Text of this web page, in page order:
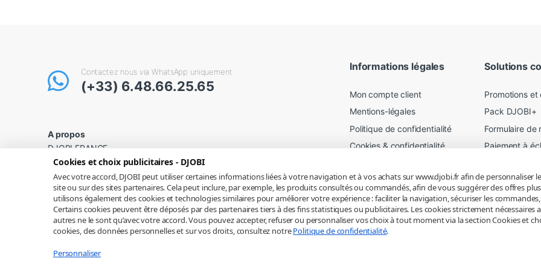
Cookies et choix publicitaires - DJOBI
Avec votre accord, DJOBI peut utiliser certaines informations liées à votre navigation et à vos achats sur www.djobi.fr afin de
site ou sur des sites partenaires. Cela peut inclure, par exemple, les produits consultés ou commandés, afin de vous suggérer des offres
utilisons également des cookies et technologies similaires pour améliorer votre expérience : faciliter la navigation, sécuriser les
Certains cookies peuvent être déposés par des partenaires tiers à des fins statistiques ou publicitaires. Les cookies strictement
autres ne le sont qu’avec votre accord. Vous pouvez accepter, refuser ou personnaliser vos choix à tout moment via la section Cookies et
cookies, des données personnelles et sur vos droits, consultez notrePolitique de confidentialité.
Personnaliser
Contactez nous via WhatsApp uniquement
(+33) 6.48.66.25.65
A propos
DJOBI FRANCE
SIRET : 882 664 444 00016
N°TVA : FR44 882 664 444
Informations légales
Mon compte client
Mentions-légales
Politique de confidentialité
Cookies & confidentialité
Conditions de livraison
Conditions générales
Solutions
Promotions et
Pack DJOBI+
Formulaire de
Paiement à
Location